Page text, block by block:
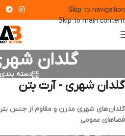
Skip to navigation
Skip to main content
گلدان
دسته
گلدان شهری - آرت بتن
گلدان‌های شهری مدرن و مقاوم از جنس
فضاهای عمومی